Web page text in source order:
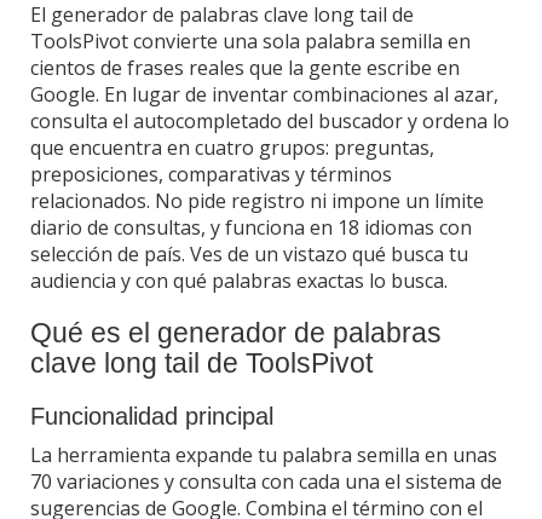
El generador de palabras clave long tail de
ToolsPivot convierte una sola palabra semilla en
cientos de frases reales que la gente escribe en
Google. En lugar de inventar combinaciones al azar,
consulta el autocompletado del buscador y ordena lo
que encuentra en cuatro grupos: preguntas,
preposiciones, comparativas y términos
relacionados. No pide registro ni impone un límite
diario de consultas, y funciona en 18 idiomas con
selección de país. Ves de un vistazo qué busca tu
audiencia y con qué palabras exactas lo busca.
Qué es el generador de palabras
clave long tail de ToolsPivot
Funcionalidad principal
La herramienta expande tu palabra semilla en unas
70 variaciones y consulta con cada una el sistema de
sugerencias de Google. Combina el término con el